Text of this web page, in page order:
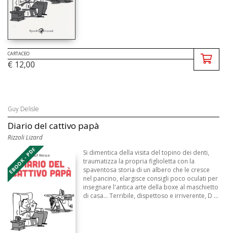
CARTACEO
€ 12,00
Guy Delisle
Diario del cattivo papà
Rizzoli Lizard
EBOOK - PDF
Si dimentica della visita del topino dei denti,
traumatizza la propria figlioletta con la
spaventosa storia di un albero che le cresce
nel pancino, elargisce consigli poco oculati per
insegnare l'antica arte della boxe al maschietto
di casa… Terribile, dispettoso e irriverente, D ...